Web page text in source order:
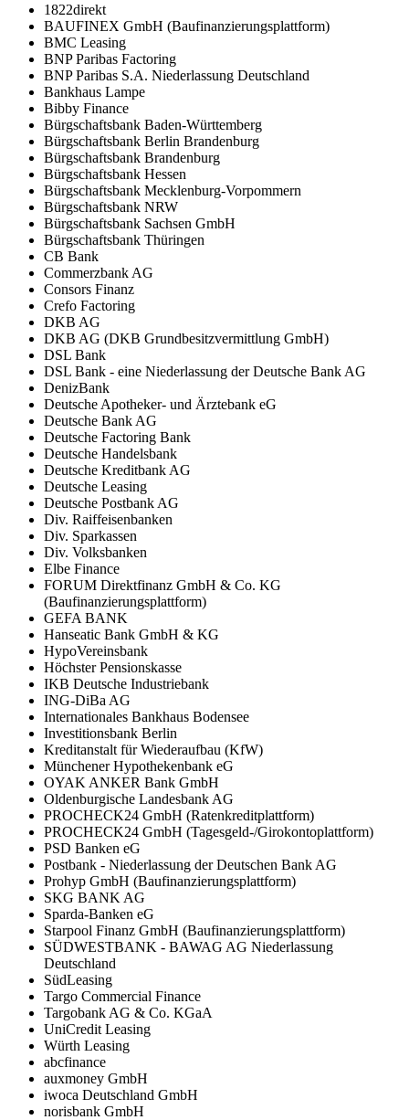
1822direkt
BAUFINEX GmbH (Baufinanzierungsplattform)
BMC Leasing
BNP Paribas Factoring
BNP Paribas S.A. Niederlassung Deutschland
Bankhaus Lampe
Bibby Finance
Bürgschaftsbank Baden-Württemberg
Bürgschaftsbank Berlin Brandenburg
Bürgschaftsbank Brandenburg
Bürgschaftsbank Hessen
Bürgschaftsbank Mecklenburg-Vorpommern
Bürgschaftsbank NRW
Bürgschaftsbank Sachsen GmbH
Bürgschaftsbank Thüringen
CB Bank
Commerzbank AG
Consors Finanz
Crefo Factoring
DKB AG
DKB AG (DKB Grundbesitzvermittlung GmbH)
DSL Bank
DSL Bank - eine Niederlassung der Deutsche Bank AG
DenizBank
Deutsche Apotheker- und Ärztebank eG
Deutsche Bank AG
Deutsche Factoring Bank
Deutsche Handelsbank
Deutsche Kreditbank AG
Deutsche Leasing
Deutsche Postbank AG
Div. Raiffeisenbanken
Div. Sparkassen
Div. Volksbanken
Elbe Finance
FORUM Direktfinanz GmbH & Co. KG
(Baufinanzierungsplattform)
GEFA BANK
Hanseatic Bank GmbH & KG
HypoVereinsbank
Höchster Pensionskasse
IKB Deutsche Industriebank
ING-DiBa AG
Internationales Bankhaus Bodensee
Investitionsbank Berlin
Kreditanstalt für Wiederaufbau (KfW)
Münchener Hypothekenbank eG
OYAK ANKER Bank GmbH
Oldenburgische Landesbank AG
PROCHECK24 GmbH (Ratenkreditplattform)
PROCHECK24 GmbH (Tagesgeld-/Girokontoplattform)
PSD Banken eG
Postbank - Niederlassung der Deutschen Bank AG
Prohyp GmbH (Baufinanzierungsplattform)
SKG BANK AG
Sparda-Banken eG
Starpool Finanz GmbH (Baufinanzierungsplattform)
SÜDWESTBANK - BAWAG AG Niederlassung
Deutschland
SüdLeasing
Targo Commercial Finance
Targobank AG & Co. KGaA
UniCredit Leasing
Würth Leasing
abcfinance
auxmoney GmbH
iwoca Deutschland GmbH
norisbank GmbH